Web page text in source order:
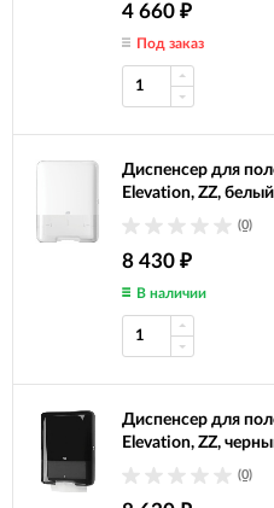
4 660 ₽
Под заказ
Диспенсер для
Elevation, ZZ,
(0)
8 430 ₽
В наличии
Диспенсер для
Elevation, ZZ,
(0)